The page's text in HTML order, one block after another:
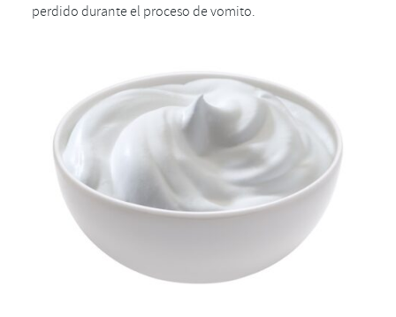
perdido durante el proceso de vomito.